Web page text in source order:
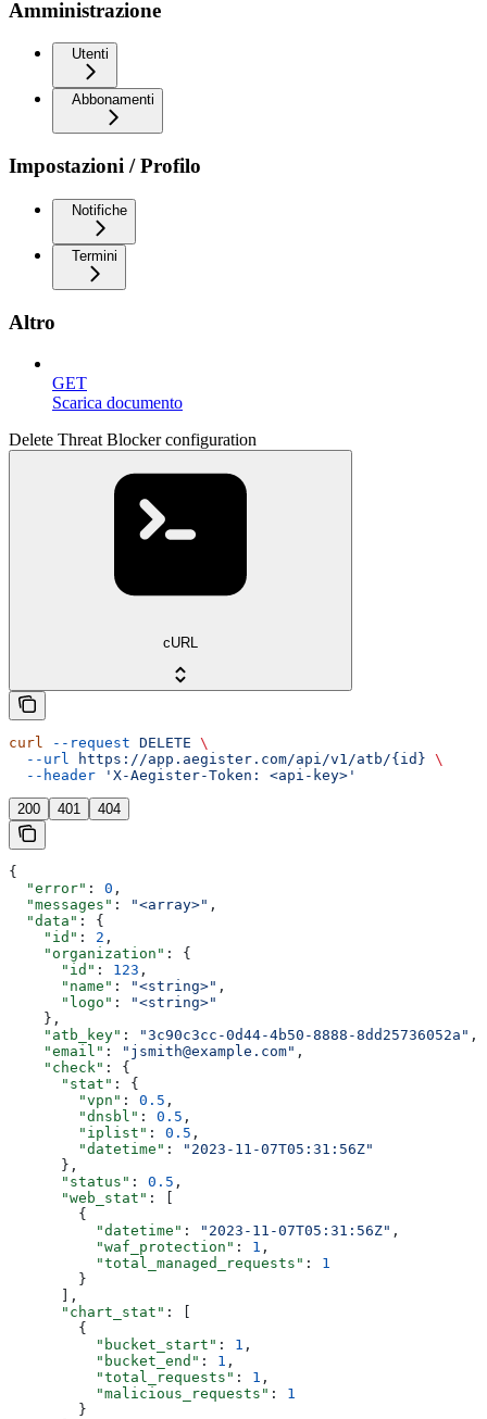
Amministrazione
Utenti
Abbonamenti
Impostazioni / Profilo
Notifiche
Termini
Altro
GET
Scarica documento
Delete Threat Blocker configuration
cURL
curl --request DELETE \
  --url
https://app.aegister.com/api/v1/atb/{id} \
  --header
'X-Aegister-Token: <api-key>'
200 401 404
{
  "error"
: 0 ,
  "messages"
: "<array>" ,
  "data"
: {
    "id"
: 2 ,
    "organization"
: {
      "id"
: 123 ,
      "name"
: "<string>" ,
      "logo"
:
"<string>"
    },
    "atb_key"
: "3c90c3cc-0d44-4b50-8888-8dd25736052a" ,
    "email"
: "jsmith@example.com" ,
    "check"
: {
      "stat"
: {
        "vpn"
: 0.5 ,
        "dnsbl"
: 0.5 ,
        "iplist"
: 0.5 ,
        "datetime"
:
"2023-11-07T05:31:56Z"
      },
      "status"
: 0.5 ,
      "web_stat"
: [
        {
          "datetime"
: "2023-11-07T05:31:56Z" ,
          "waf_protection"
: 1 ,
          "total_managed_requests"
: 1
        }
      ],
      "chart_stat"
: [
        {
          "bucket_start"
: 1 ,
          "bucket_end"
: 1 ,
          "total_requests"
: 1 ,
          "malicious_requests"
: 1
        }